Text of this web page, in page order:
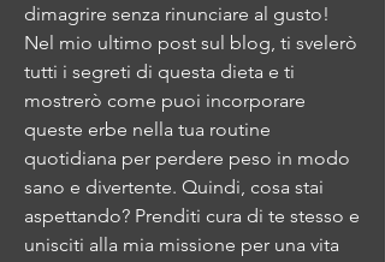
dimagrire senza rinunciare al gusto!
Nel mio ultimo post sul blog, ti svelerò
tutti i segreti di questa dieta e ti
mostrerò come puoi incorporare
queste erbe nella tua routine
quotidiana per perdere peso in modo
sano e divertente. Quindi, cosa stai
aspettando? Prenditi cura di te stesso e
unisciti alla mia missione per una vita